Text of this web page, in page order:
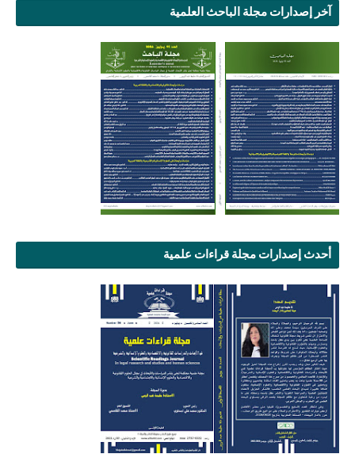
آخر إصدارات مجلة الباحث العلمية
أحدث إصدارات مجلة قراءات علمية